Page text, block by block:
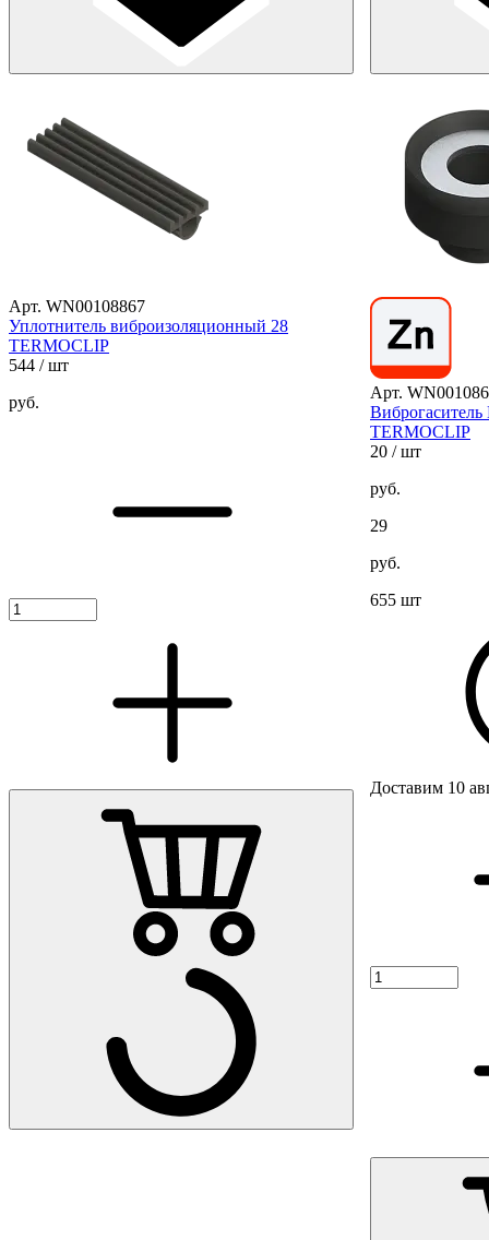
Арт. WN00108867
Уплотнитель виброизоляционный 28
TERMOCLIP
544 / шт
руб.
Арт.
TERMOCLIP
20 / шт
руб.
29
руб.
655 шт
Доставим 10